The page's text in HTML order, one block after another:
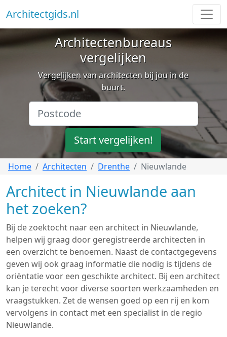
Architectgids.nl
Architectenbureaus
vergelijken
Vergelijken van architecten bij jou in de
buurt.
Start vergelijken!
Home Architecten Drenthe Nieuwlande
Architect in Nieuwlande aan
het zoeken?
Bij de zoektocht naar een architect in Nieuwlande,
helpen wij graag door geregistreerde architecten in
een overzicht te benoemen. Naast de contactgegevens
geven wij ook graag informatie die nodig is tijdens de
oriëntatie voor een geschikte architect. Bij een architect
kan je terecht voor diverse soorten werkzaamheden en
vraagstukken. Zet de wensen goed op een rij en kom
vervolgens in contact met een specialist in de regio
Nieuwlande.